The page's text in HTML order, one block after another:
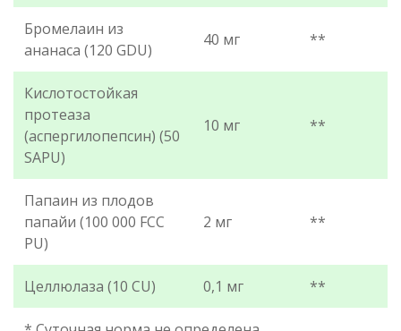
Бромелаин из
ананаса (120 GDU)
40 мг **
Кислотостойкая
протеаза
(аспергилопепсин) (50
SAPU)
10 мг **
Папаин из плодов
папайи (100 000 FCC
PU)
2 мг **
Целлюлаза (10 CU) 0,1 мг **